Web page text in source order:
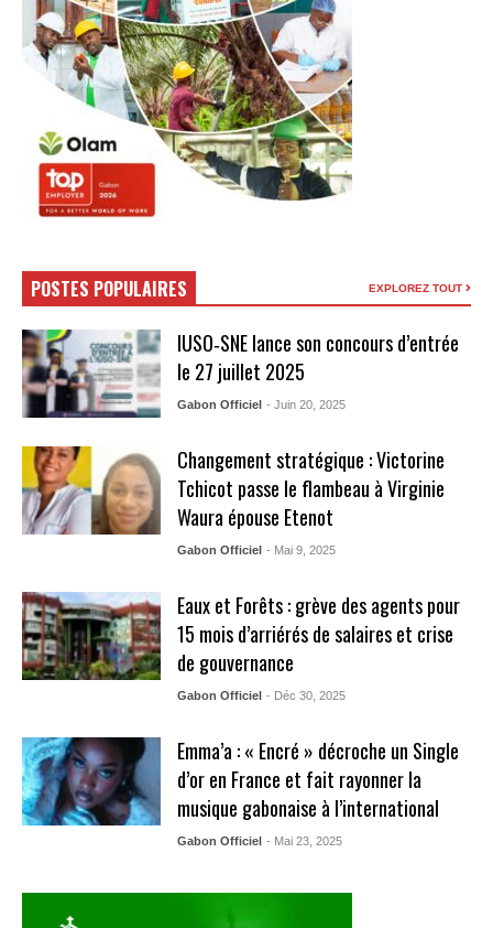
POSTES POPULAIRES EXPLOREZ TOUT
IUSO‑SNE lance son concours d’entrée
le 27 juillet 2025
Gabon Officiel - Juin 20, 2025
Changement stratégique : Victorine
Tchicot passe le flambeau à Virginie
Waura épouse Etenot
Gabon Officiel - Mai 9, 2025
Eaux et Forêts : grève des agents pour
15 mois d’arriérés de salaires et crise
de gouvernance
Gabon Officiel - Déc 30, 2025
Emma’a : « Encré » décroche un Single
d’or en France et fait rayonner la
musique gabonaise à l’international
Gabon Officiel - Mai 23, 2025